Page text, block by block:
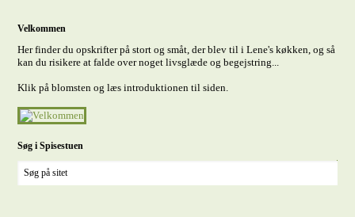
Velkommen
Her finder du opskrifter på stort og småt, der blev til i Lene's køkken, og så
kan du risikere at falde over noget livsglæde og begejstring...
Klik på blomsten og læs introduktionen til siden.
Søg i Spisestuen